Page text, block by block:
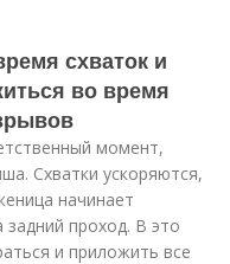
схваток и
во время
момент,
Схватки ускоряются,
начинает
проход. В это
и приложить все